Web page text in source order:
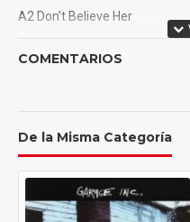
A2 Don't Believe Her
B1 Lust Or Love
B2 Kicks After Six
B3 Hit Between The Eyes
COMENTARIOS
De la Misma Categoría